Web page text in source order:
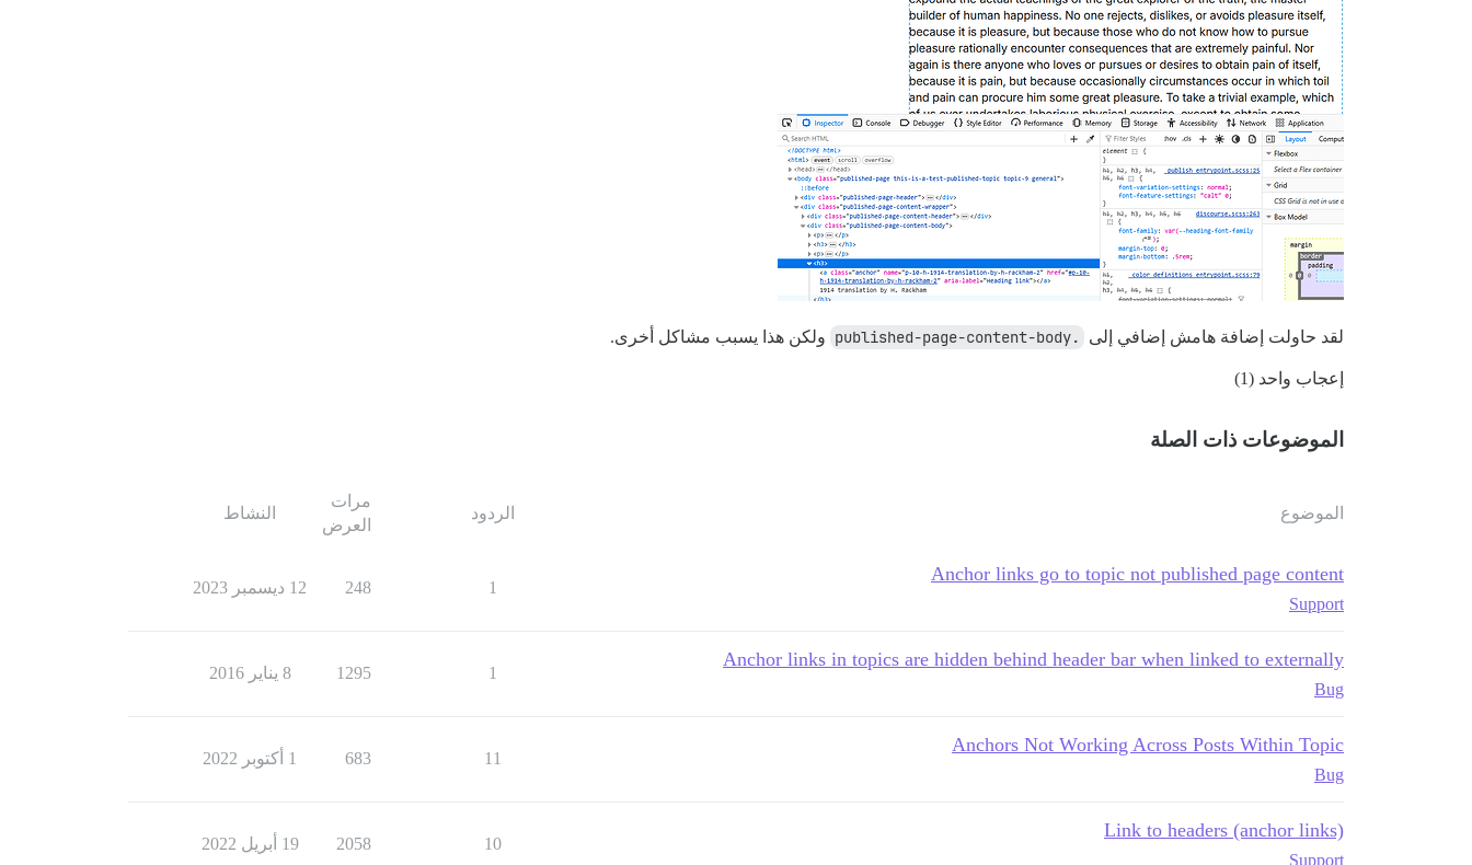
لقد حاولت إضافة هامش إضافي إلى .published-page-content-body ولكن هذا يسبب مشاكل أخرى.
إعجاب واحد (1)
الموضوعات ذات الصلة
الموضوع الردود
مرات
العرض
النشاط
Anchor links go to topic not published page content
Support
1
248 12 ديسمبر 2023
Anchor links in topics are hidden behind header bar when linked to externally
Bug
1
1295 8 يناير 2016
Anchors Not Working Across Posts Within Topic
Bug
11
683 1 أكتوبر 2022
Link to headers (anchor links)
Support
10
2058 19 أبريل 2022